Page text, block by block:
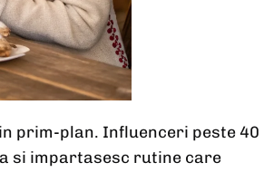
prim-plan. Influenceri peste 40
si impartasesc rutine care